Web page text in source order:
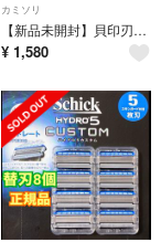
カミソリ
【新品未開封】貝印刃物 なでそり NADE SORI 安心 安全 KAI 除毛
¥ 1,580